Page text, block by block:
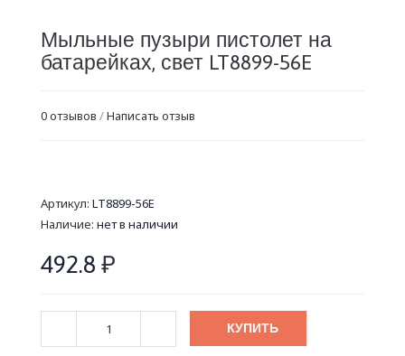
Мыльные пузыри пистолет на
батарейках, свет LT8899-56E
0 отзывов /Написать отзыв
Артикул: LT8899-56E
Наличие: нет в наличии
492.8 ₽
КУПИТЬ